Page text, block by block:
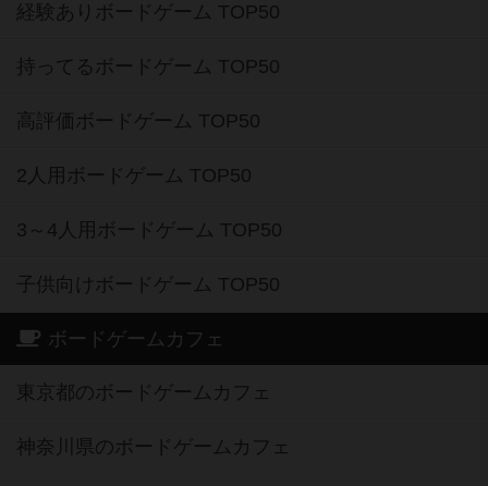
経験ありボードゲーム TOP50
持ってるボードゲーム TOP50
高評価ボードゲーム TOP50
2人用ボードゲーム TOP50
3～4人用ボードゲーム TOP50
子供向けボードゲーム TOP50
ボードゲームカフェ
東京都のボードゲームカフェ
神奈川県のボードゲームカフェ